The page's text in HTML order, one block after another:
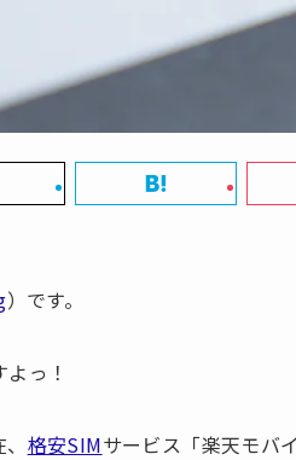
）です。
っ！
格安SIMサービス「楽天モバ